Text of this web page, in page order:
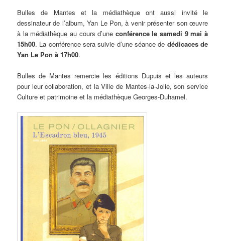
Bulles de Mantes et la médiathèque ont aussi invité le
dessinateur de l’album, Yan Le Pon, à venir présenter son œuvre
à la médiathèque au cours d’une conférence le samedi 9 mai à
15h00. La conférence sera suivie d’une séance de dédicaces de
Yan Le Pon à 17h00.
Bulles de Mantes remercie les éditions Dupuis et les auteurs
pour leur collaboration, et la Ville de Mantes-la-Jolie, son service
Culture et patrimoine et la médiathèque Georges-Duhamel.